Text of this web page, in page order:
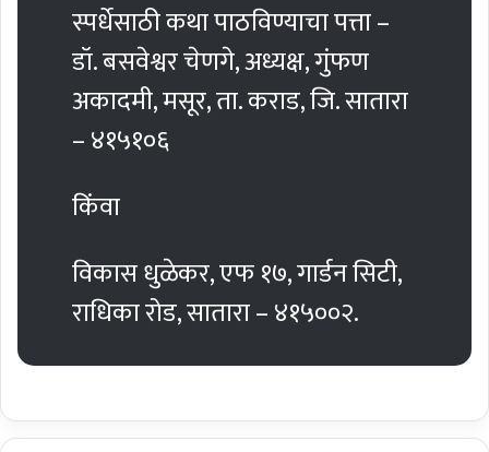
स्पर्धेसाठी कथा पाठविण्याचा पत्ता –
डॉ. बसवेश्वर चेणगे, अध्यक्ष, गुंफण
अकादमी, मसूर, ता. कराड, जि. सातारा
– ४१५१०६
किंवा
विकास धुळेकर, एफ १७, गार्डन सिटी,
राधिका रोड, सातारा – ४१५००२.